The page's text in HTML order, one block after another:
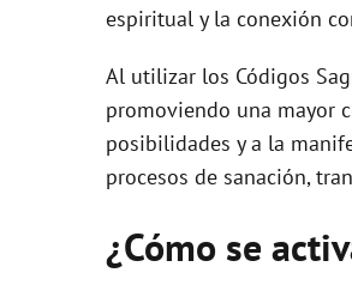
espiritual y la conexión
Al utilizar los Códigos
promoviendo una mayor
posibilidades y a la
procesos de sanación,
¿Cómo se